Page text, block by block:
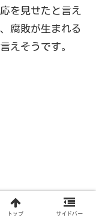
を見せたと言え
腐敗が生まれる
えそうです。
トップ サイドバー